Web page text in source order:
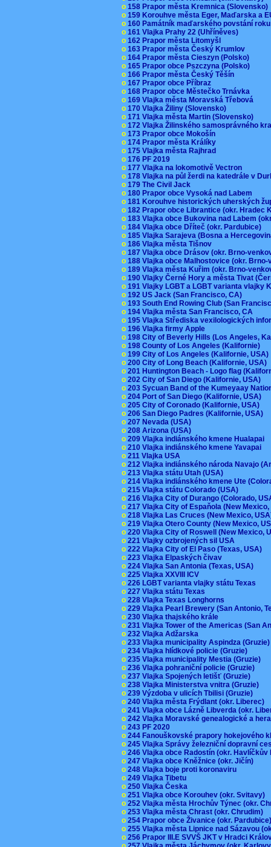
o 158 Prapor města Kremnica (Slovensko)
o 159 Korouhve města Eger, Maďarska a
o 160 Památník maďarského povstání
o 161 Vlajka Prahy 22 (Uhříněves)
o 162 Prapor města Litomyšl
o 163 Prapor města Český Krumlov
o 164 Prapor města Cieszyn (Polsko)
o 165 Prapor obce Pszczyna (Polsko)
o 166 Prapor města Český Těšín
o 167 Prapor obce Příbraz
o 168 Prapor obce Městečko Trnávka
o 169 Vlajka města Moravská Třebová
o 170 Vlajka Žiliny (Slovensko)
o 171 Vlajka města Martin (Slovensko)
o 172 Vlajka Žilinského samosprávného
o 173 Prapor obce Mokošín
o 174 Prapor města Králíky
o 175 Vlajka města Rajhrad
o 176 PF 2019
o 177 Vlajka na lokomotivě Vectron
o 178 Vlajka na půl žerdi na katedrále v
o 179 The Civil Jack
o 180 Prapor obce Vysoká nad Labem
o 181 Korouhve historických uherských
o 182 Prapor obce Librantice (okr. Hradec
o 183 Vlajka obce Bukovina nad Labem
o 184 Vlajka obce Dříteč (okr. Pardubice)
o 185 Vlajka Sarajeva (Bosna a
o 186 Vlajka města Tišnov
o 187 Vlajka obce Drásov (okr. Brno-
o 188 Vlajka obce Malhostovice (okr.
o 189 Vlajka města Kuřim (okr. Brno-
o 190 Vlajky Černé Hory a města Tivat
o 191 Vlajky LGBT a LGBT varianta vlajky
o 192 US Jack (San Francisco, CA)
o 193 South End Rowing Club (San
o 194 Vlajka města San Francisco, CA
o 195 Vlajka Střediska vexilologických
o 196 Vlajka firmy Apple
o 198 City of Beverly Hills (Los Angeles,
o 198 County of Los Angeles (Kalifornie)
o 199 City of Los Angeles (Kalifornie,
o 200 City of Long Beach (Kalifornie, USA)
o 201 Huntington Beach - Logo flag
o 202 City of San Diego (Kalifornie, USA)
o 203 Sycuan Band of the Kumeyaay
o 204 Port of San Diego (Kalifornie, USA)
o 205 City of Coronado (Kalifornie, USA)
o 206 San Diego Padres (Kalifornie, USA)
o 207 Nevada (USA)
o 208 Arizona (USA)
o 209 Vlajka indiánského kmene Hualapai
o 210 Vlajka indiánského kmene Yavapai
o 211 Vlajka USA
o 212 Vlajka indiánského národa Navajo
o 213 Vlajka státu Utah (USA)
o 214 Vlajka indiánského kmene Ute
o 215 Vlajka státu Colorado (USA)
o 216 Vlajka City of Durango (Colorado,
o 217 Vlajka City of Espaňola (New
o 218 Vlajka Las Cruces (New Mexico,
o 219 Vlajka Otero County (New Mexico,
o 220 Vlajka City of Roswell (New Mexico,
o 221 Vlajky ozbrojených sil USA
o 222 Vlajka City of El Paso (Texas, USA)
o 223 Vlajka Elpaských čivav
o 224 Vlajka San Antonia (Texas, USA)
o 225 Vlajka XXVIII ICV
o 226 LGBT varianta vlajky státu Texas
o 227 Vlajka státu Texas
o 228 Vlajka Texas Longhorns
o 229 Vlajka Pearl Brewery (San Antonio,
o 230 Vlajka thajského krále
o 231 Vlajka Tower of the Americas (San
o 232 Vlajka Adžarska
o 233 Vlajka municipality Aspindza
o 234 Vlajka hlídkové policie (Gruzie)
o 235 Vlajka municipality Mestia (Gruzie)
o 236 Vlajka pohraniční policie (Gruzie)
o 237 Vlajka Spojených letišť (Gruzie)
o 238 Vlajka Ministerstva vnitra (Gruzie)
o 239 Výzdoba v ulicích Tbilisi (Gruzie)
o 240 Vlajka města Frýdlant (okr. Liberec)
o 241 Vlajka obce Lázně Libverda (okr.
o 242 Vlajka Moravské genealogické a
o 243 PF 2020
o 244 Fanouškovské prapory hokejového
o 245 Vlajka Správy železniční dopravní
o 246 Vlajka obce Radostín (okr.
o 247 Vlajka obce Kněžnice (okr. Jičín)
o 248 Vlajka boje proti koronaviru
o 249 Vlajka Tibetu
o 250 Vlajka Česka
o 251 Vlajka obce Korouhev (okr. Svitavy)
o 252 Vlajka města Hrochův Týnec (okr.
o 253 Vlajka města Chrast (okr. Chrudim)
o 254 Prapor obce Živanice (okr.
o 255 Vlajka města Lipnice nad Sázavou
o 256 Prapor III.E SVVŠ JKT v Hradci